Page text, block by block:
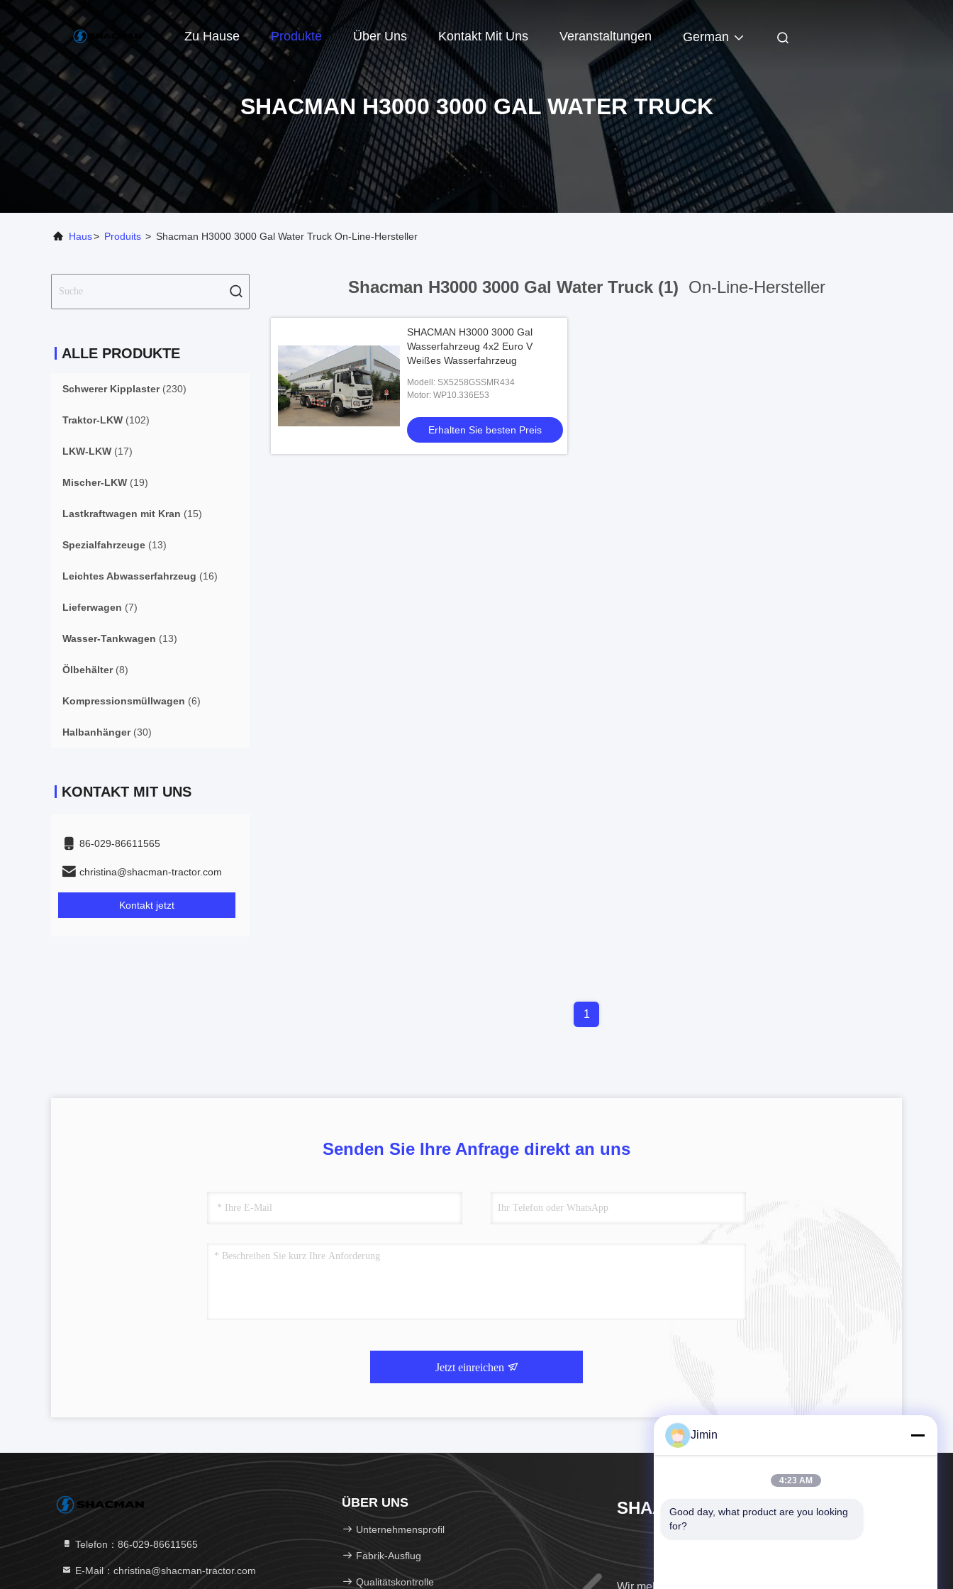
Zu Hause Produkte Über Uns Kontakt Mit Uns Veranstaltungen German
SHACMAN H3000 3000 GAL WATER TRUCK
Haus> Produits > Shacman H3000 3000 Gal Water Truck On-Line-Hersteller
ALLE PRODUKTE
Schwerer Kipplaster(230)
Traktor-LKW (102)
LKW-LKW (17)
Mischer-LKW (19)
Lastkraftwagen mit Kran (15)
Spezialfahrzeuge (13)
Leichtes Abwasserfahrzeug (16)
Lieferwagen (7)
Wasser-Tankwagen (13)
Ölbehälter(8)
Kompressionsmüllwagen (6)
Halbanhänger(30)
KONTAKT MIT UNS
86-029-86611565
christina@shacman-tractor.com
Kontakt jetzt
Shacman H3000 3000 Gal Water Truck (1) On-Line-Hersteller
SHACMAN H3000 3000 Gal
Wasserfahrzeug 4x2 Euro V
Weißes Wasserfahrzeug
Modell: SX5258GSSMR434
Motor: WP10.336E53
Erhalten Sie besten Preis
1
Senden Sie Ihre Anfrage direkt an uns
Jetzt einreichen
Telefon：86-029-86611565
E-Mail：christina@shacman-tractor.com
ÜBER UNS
Unternehmensprofil
Fabrik-Ausflug
Qualitätskontrolle
SHAAN XI HAN OCEAN CO . , LTD
Wir melden uns so schnell wie möglich.
Jimin
4:23 AM
Good day, what product are you looking
for?